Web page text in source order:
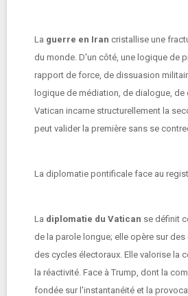
La guerre en Iran cristallise une
du monde. D'un côté, une logique de
rapport de force, de dissuasion
logique de médiation, de dialogue, de
Vatican incarne structurellement la
peut valider la première sans se
La diplomatie pontificale face au
La diplomatie du Vatican se définit
de la parole longue; elle opère sur
des cycles électoraux. Elle valorise la
la réactivité. Face à Trump, dont la
fondée sur l'instantanéité et la